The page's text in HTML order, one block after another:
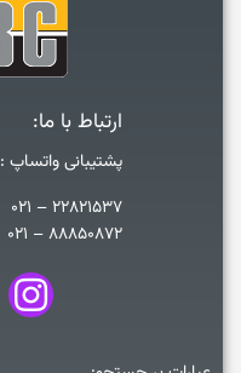
ارتباط با ما:
پشتیبانی واتساپ : 09122487237
۲۲۸۲۱۵۳۷ – ۰۲۱ ۸۸۸۵۰۸۷۱ – ۰۲۱
۸۸۸۵۰۸۷۲ – ۰۲۱ ۸۸۸۵۰۸۷۴ – ۰۲۱